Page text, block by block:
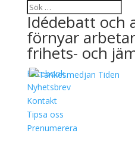
Idédebatt och
förnyar
frihets- och
Facebook
Nyhetsbrev
Kontakt
Tipsa oss
Prenumerera
« Alla Evenemang
Detta evenemang har